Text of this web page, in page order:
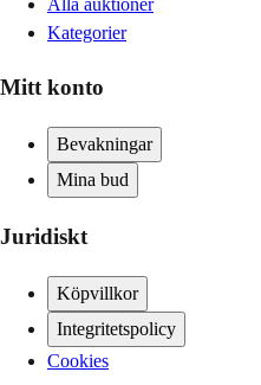
Alla auktioner
Kategorier
Mitt konto
Bevakningar
Mina bud
Juridiskt
Köpvillkor
Integritetspolicy
Cookies